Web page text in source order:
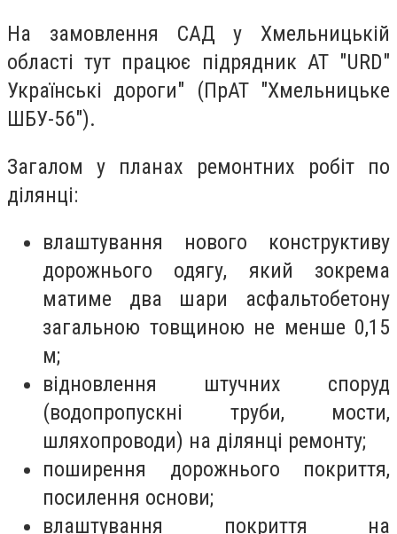
На замовлення САД у Хмельницькій
області тут працює підрядник АТ "URD"
Українські дороги" (ПрАТ "Хмельницьке
ШБУ-56").
Загалом у планах ремонтних робіт по
ділянці:
влаштування нового конструктиву
дорожнього одягу, який зокрема
матиме два шари асфальтобетону
загальною товщиною не менше 0,15
м;
відновлення штучних споруд
(водопропускні труби, мости,
шляхопроводи) на ділянці ремонту;
поширення дорожнього покриття,
посилення основи;
влаштування покриття на